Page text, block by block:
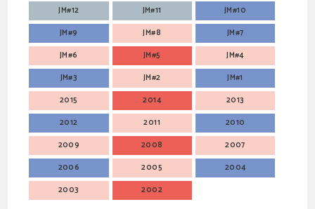
JM#12 JM#11
JM#10
JM#9
JM#8
JM#7
JM#6
JM#5
JM#4
JM#3
JM#2
JM#1
2015
2014
2013
2012
2011
2010
2009
2008
2007
2006
2005
2004
2003
2002